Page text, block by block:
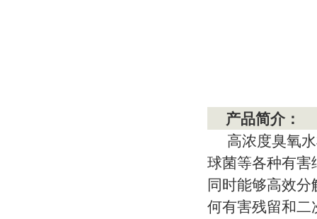
产品简介 ：
高浓度臭氧
球菌等各种有害
同时能够高效
何有害残留和二